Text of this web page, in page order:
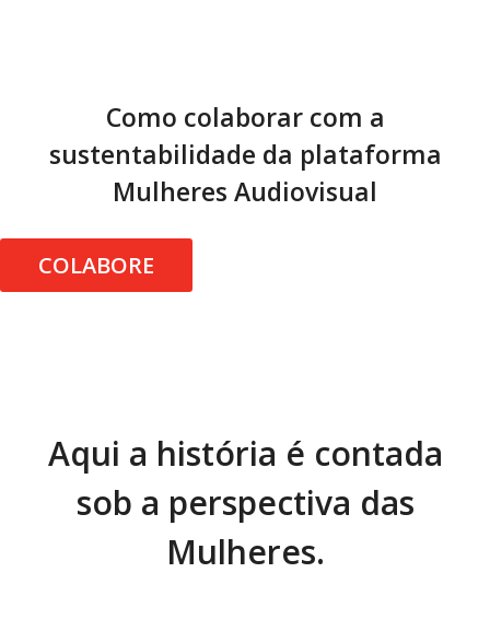
Como colaborar com a
sustentabilidade da plataforma
Mulheres Audiovisual
COLABORE
Aqui a história é contada
sob a perspectiva das
Mulheres.